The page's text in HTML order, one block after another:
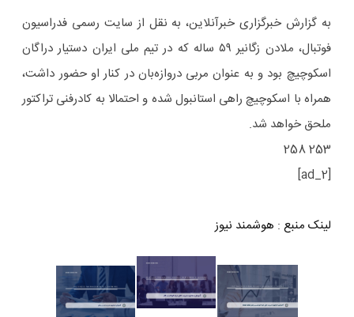
به گزارش خبرگزاری خبرآنلاین، به نقل از سایت رسمی فدراسیون
فوتبال، ملادن زگانیر ۵۹ ساله که در تیم ملی ایران دستیار دراگان
اسکوچیچ بود و به عنوان مربی دروازه‌بان در کنار او حضور داشت،
همراه با اسکوچیچ راهی استانبول شده و احتمالا به کادرفنی تراکتور
ملحق خواهد شد.
253 258
[ad_2]
لینک منبع : هوشمند نیوز